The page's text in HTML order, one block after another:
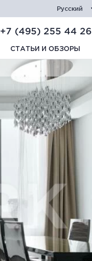
Русский
+7 (495) 255 44 26
СТАТЬИ И ОБЗОРЫ